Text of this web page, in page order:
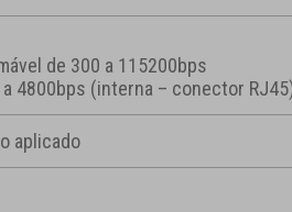
de 300 a 115200bps
4800bps (interna – conector
aplicado